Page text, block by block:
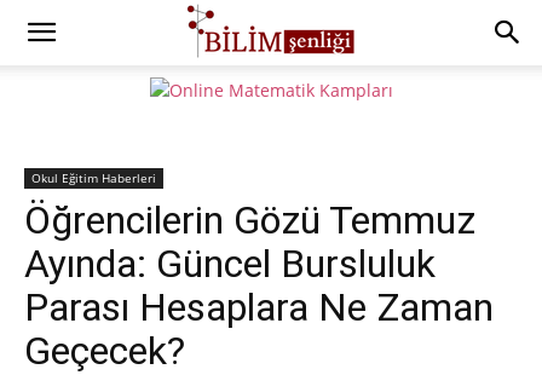
Okul Eğitim Haberleri
Öğrencilerin Gözü Temmuz
Ayında: Güncel Bursluluk
Parası Hesaplara Ne Zaman
Geçecek?